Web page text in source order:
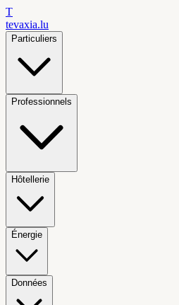
T
tevaxia.lu
Particuliers
Professionnels
Hôtellerie
Énergie
Données